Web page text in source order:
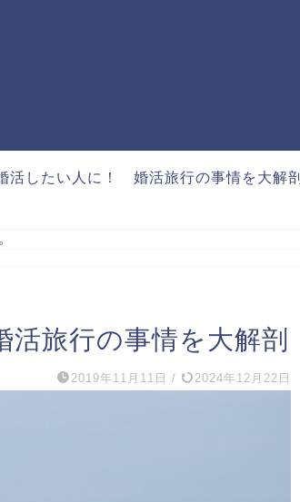
活したい人に！ 婚活旅行の事情を大解剖
旅行の事情を大解剖
2019年11月11日 / 2024年12月22日